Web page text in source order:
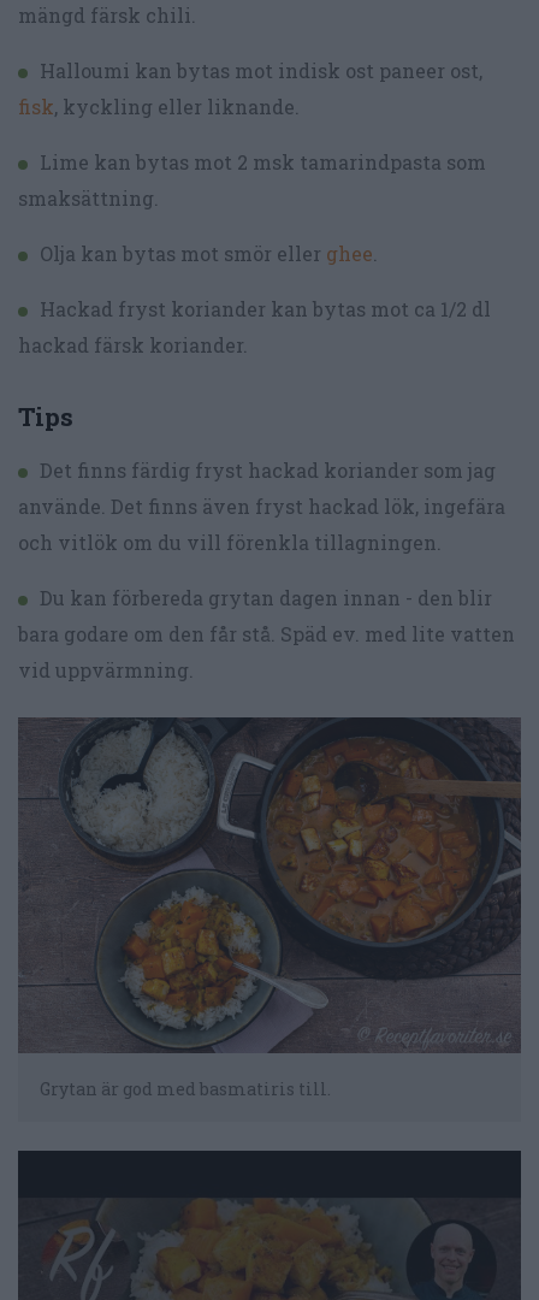
mängd färsk chili.
Halloumi kan bytas mot indisk ost paneer ost,
fisk, kyckling eller liknande.
Lime kan bytas mot 2 msk tamarindpasta som
smaksättning.
Olja kan bytas mot smör eller ghee
Hackad fryst koriander kan bytas mot ca 1/2 dl
hackad färsk koriander.
Tips
Det finns färdig fryst hackad koriander som jag
använde. Det finns även fryst hackad lök, ingefära
och vitlök om du vill förenkla tillagningen.
Du kan förbereda grytan dagen innan - den blir
bara godare om den får stå. Späd ev. med lite vatten
vid uppvärmning.
Grytan är god med basmatiris till.